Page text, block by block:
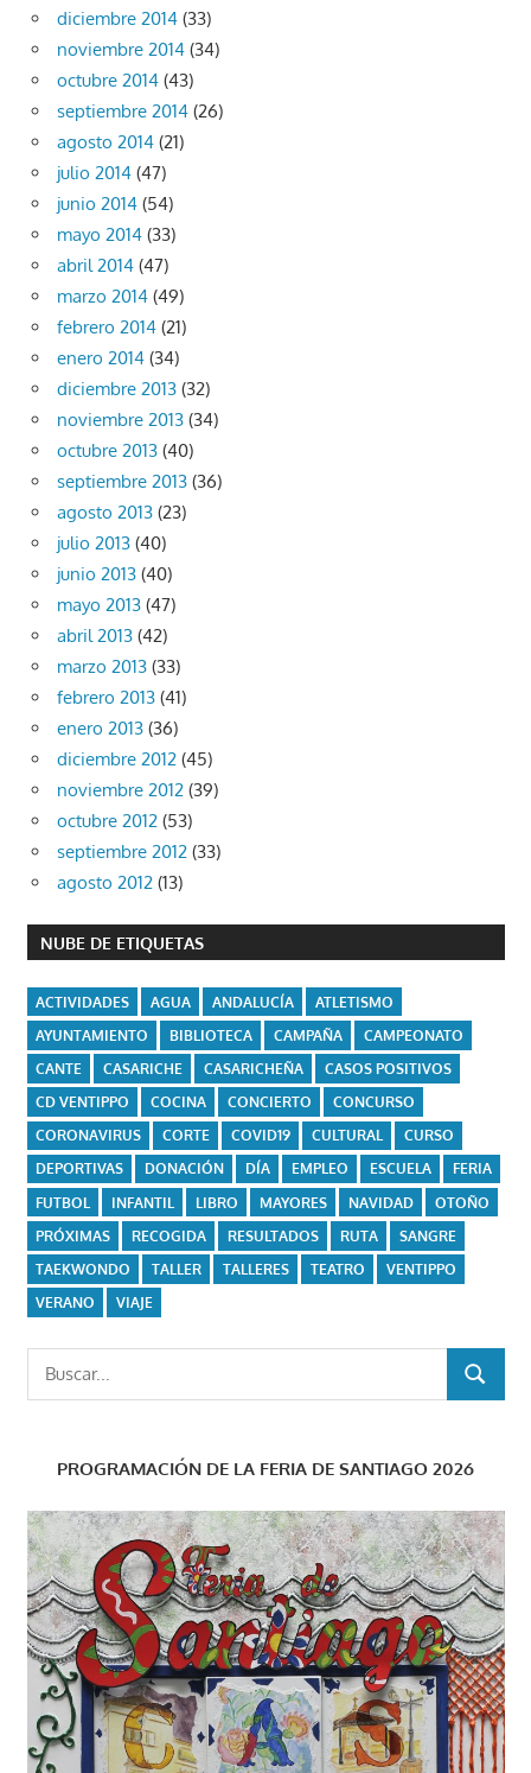
diciembre 2014 (33)
noviembre 2014 (34)
octubre 2014 (43)
septiembre 2014 (26)
agosto 2014 (21)
julio 2014 (47)
junio 2014 (54)
mayo 2014 (33)
abril 2014 (47)
marzo 2014 (49)
febrero 2014 (21)
enero 2014 (34)
diciembre 2013 (32)
noviembre 2013 (34)
octubre 2013 (40)
septiembre 2013 (36)
agosto 2013 (23)
julio 2013 (40)
junio 2013 (40)
mayo 2013 (47)
abril 2013 (42)
marzo 2013 (33)
febrero 2013 (41)
enero 2013 (36)
diciembre 2012 (45)
noviembre 2012 (39)
octubre 2012 (53)
septiembre 2012 (33)
agosto 2012 (13)
NUBE DE ETIQUETAS
ACTIVIDADES AGUA ANDALUCÍA
ATLETISMO
AYUNTAMIENTO
BIBLIOTECA CAMPAÑA
CAMPEONATO
CANTE
CASARICHE CASARICHEÑA
CASOS POSITIVOS
CD VENTIPPO
COCINA CONCIERTO
CONCURSO
CORONAVIRUS
CORTE COVID19 CULTURAL
CURSO
DEPORTIVAS
DONACIÓN DÍA EMPLEO ESCUELA
FERIA
FUTBOL
INFANTIL LIBRO MAYORES NAVIDAD
OTOÑO
PRÓXIMAS
RECOGIDA RESULTADOS RUTA
SANGRE
TAEKWONDO
TALLER TALLERES TEATRO
VENTIPPO
VERANO
VIAJE
Buscar:
BUSCAR
PROGRAMACIÓN DE LA FERIA DE SANTIAGO 2026